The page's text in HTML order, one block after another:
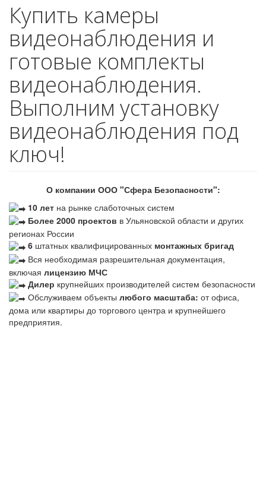
Купить камеры
видеонаблюдения и
готовые комплекты
видеонаблюдения.
Выполним установку
видеонаблюдения под
ключ!
О компании ООО "Сфера Безопасности":
10 лет на рынке слаботочных систем
Более 2000 проектов в Ульяновской области и других
регионах России
6 штатных квалифицированных монтажных бригад
Вся необходимая разрешительная документация,
включая лицензию МЧС
Дилер крупнейших производителей систем безопасности
Обслуживаем объекты любого масштаба: от офиса,
дома или квартиры до торгового центра и крупнейшего
предприятия.